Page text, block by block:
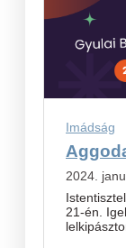
Imádság
2024.
21-én.